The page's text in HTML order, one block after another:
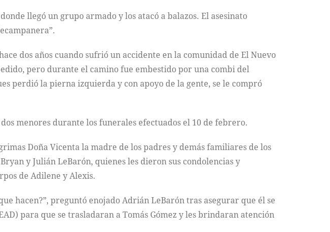
llegó un grupo armado y los atacó a balazos. El asesinato
dos años cuando sufrió un accidente en la comunidad de El Nuevo
pero durante el camino fue embestido por una combi del
perdió la pierna izquierda y con apoyo de la gente, se le compró
menores durante los funerales efectuados el 10 de febrero.
Doña Vicenta la madre de los padres y demás familiares de los
y Julián LeBarón, quienes les dieron sus condolencias y
de Adilene y Alexis.
hacen?”, preguntó enojado Adrián LeBarón tras asegurar que él se
para que se trasladaran a Tomás Gómez y les brindaran atención